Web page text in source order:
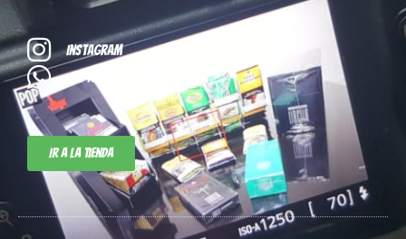
Instagram
+54 11-3952-8296
Ir a la tienda